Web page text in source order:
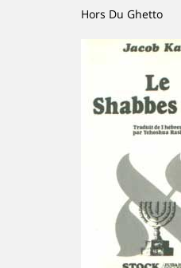
Hors Du Ghetto